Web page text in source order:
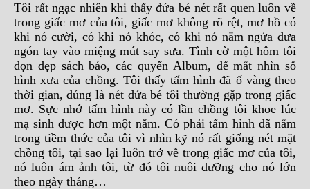
Tôi rất ngạc nhiên khi thấy đứa bé nét rất quen luôn về
trong giấc mơ của tôi, giấc mơ không rõ rệt, mơ hồ có
khi nó cười, có khi nó khóc, có khi nó nằm ngửa đưa
ngón tay vào miệng mút say sưa. Tình cờ một hôm tôi
dọn dẹp sách báo, các quyển Album, để mắt nhìn số
hình xưa của chồng. Tôi thấy tấm hình đã ố vàng theo
thời gian, đúng là nét đứa bé tôi thường gặp trong giấc
mơ. Sực nhớ tấm hình này có lần chồng tôi khoe lúc
mạ sinh được hơn một năm. Có phải tấm hình đã nằm
trong tiềm thức của tôi vì nhìn kỹ nó rất giống nét mặt
chồng tôi, tại sao lại luôn trở về trong giấc mơ của tôi,
nó luôn ám ảnh tôi, từ đó tôi nuôi dưỡng cho nó lớn
theo ngày tháng…